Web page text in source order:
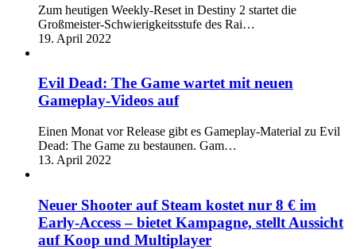
Zum heutigen Weekly-Reset in Destiny 2 startet die
Großmeister-Schwierigkeitsstufe des Rai…
19. April 2022
Evil Dead: The Game wartet mit neuen
Gameplay-Videos auf
Einen Monat vor Release gibt es Gameplay-Material zu Evil
Dead: The Game zu bestaunen. Gam…
13. April 2022
Neuer Shooter auf Steam kostet nur 8 € im
Early-Access – bietet Kampagne, stellt Aussicht
auf Koop und Multiplayer